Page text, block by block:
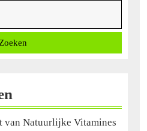
Zoeken
van Natuurlijke Vitamines